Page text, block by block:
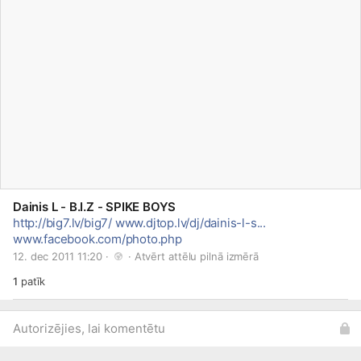
Dainis L - B.I.Z - SPIKE BOYS
http://big7.lv/big7/ www.djtop.lv/dj/dainis-l-s...
www.facebook.com/photo.php
12. dec 2011 11:20 · · Atvērt attēlu pilnā izmērā
1 patīk
Autorizējies, lai komentētu